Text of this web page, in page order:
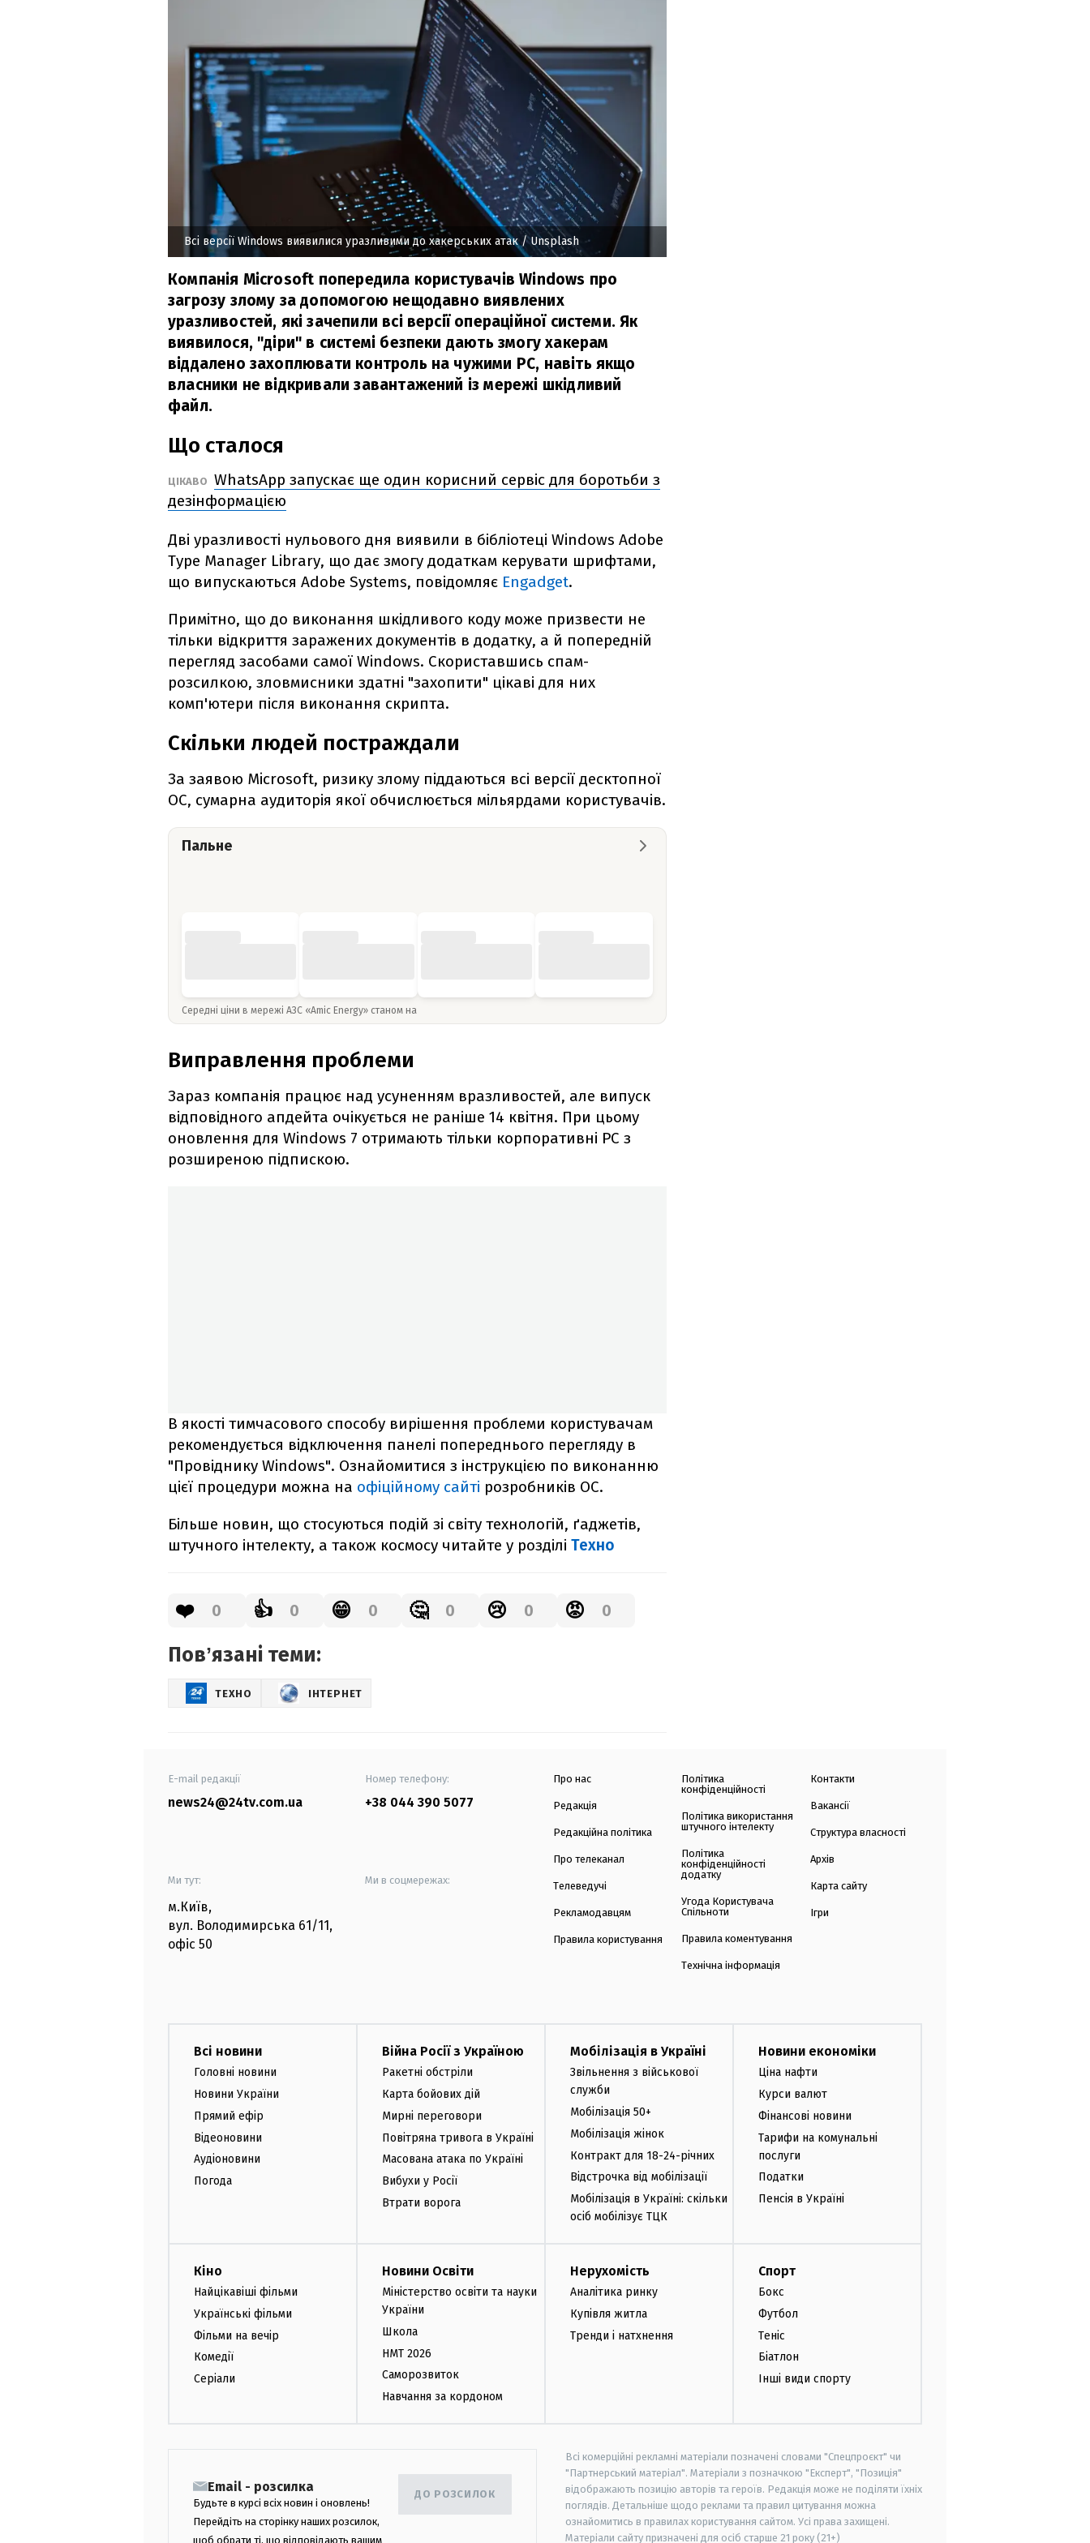
Всі версії Windows виявилися уразливими до хакерських атак/ Unsplash
Компанія Microsoft попередила користувачів Windows про
загрозу злому за допомогою нещодавно виявлених
уразливостей, які зачепили всі версії операційної системи. Як
виявилося, "діри" в системі безпеки дають змогу хакерам
віддалено захоплювати контроль на чужими PC, навіть якщо
власники не відкривали завантажений із мережі шкідливий
файл.
Що сталося
ЦІКАВО WhatsApp запускає ще один корисний сервіс для боротьби з
дезінформацією
Дві уразливості нульового дня виявили в бібліотеці Windows Adobe
Type Manager Library, що дає змогу додаткам керувати шрифтами,
що випускаються Adobe Systems, повідомляє Engadget.
Примітно, що до виконання шкідливого коду може призвести не
тільки відкриття заражених документів в додатку, а й попередній
перегляд засобами самої Windows. Скориставшись спам-
розсилкою, зловмисники здатні "захопити" цікаві для них
комп'ютери після виконання скрипта.
Скільки людей постраждали
За заявою Microsoft, ризику злому піддаються всі версії десктопної
ОС, сумарна аудиторія якої обчислюється мільярдами користувачів.
Пальне
Середні ціни в мережі АЗС «Amic Energy» станом на
Виправлення проблеми
Зараз компанія працює над усуненням вразливостей, але випуск
відповідного апдейта очікується не раніше 14 квітня. При цьому
оновлення для Windows 7 отримають тільки корпоративні PC з
розширеною підпискою.
В якості тимчасового способу вирішення проблеми користувачам
рекомендується відключення панелі попереднього перегляду в
"Провіднику Windows". Ознайомитися з інструкцією по виконанню
цієї процедури можна на офіційному сайті розробників ОС.
Більше новин, що стосуються подій зі світу технологій, ґаджетів,
штучного інтелекту, а також космосу читайте у розділі Техно
❤️ 0 👍 0 😁 0 🤔 0 😢 0 😡 0
Повʼязані теми:
ТЕХНО ІНТЕРНЕТ
E-mail редакції
news24@24tv.com.ua
Номер телефону:
+38 044 390 5077
Ми тут:
м.Київ,
вул. Володимирська 61/11,
офіс 50
Ми в соцмережах:
Про нас
Редакція
Редакційна політика
Про телеканал
Телеведучі
Рекламодавцям
Правила користування
Політика
конфіденційності
Політика використання
штучного інтелекту
Політика
конфіденційності
додатку
Угода Користувача
Спільноти
Правила коментування
Технічна інформація
Контакти
Вакансії
Структура власності
Архів
Карта сайту
Ігри
Всі новини
Головні новини
Новини України
Прямий ефір
Відеоновини
Аудіоновини
Погода
Війна Росії з Україною
Ракетні обстріли
Карта бойових дій
Мирні переговори
Повітряна тривога в Україні
Масована атака по Україні
Вибухи у Росії
Втрати ворога
Мобілізація в Україні
Звільнення з військової
служби
Мобілізація 50+
Мобілізація жінок
Контракт для 18-24-річних
Відстрочка від мобілізації
Мобілізація в Україні: скільки
осіб мобілізує ТЦК
Новини економіки
Ціна нафти
Курси валют
Фінансові новини
Тарифи на комунальні
послуги
Податки
Пенсія в Україні
Кіно
Найцікавіші фільми
Українські фільми
Фільми на вечір
Комедії
Серіали
Новини Освіти
Міністерство освіти та науки
України
Школа
НМТ 2026
Саморозвиток
Навчання за кордоном
Нерухомість
Аналітика ринку
Купівля житла
Тренди і натхнення
Спорт
Бокс
Футбол
Теніс
Біатлон
Інші види спорту
Email - розсилка
Будьте в курсі всіх новин і оновлень!
Перейдіть на сторінку наших розсилок,
щоб обрати ті, що відповідають вашим
ДО РОЗСИЛОК
Всі комерційні рекламні матеріали позначені словами "Спецпроєкт" чи
"Партнерський матеріал". Матеріали з позначкою "Експерт", "Позиція"
відображають позицію авторів та героїв. Редакція може не поділяти їхніх
поглядів. Детальніше щодо реклами та правил цитування можна
ознайомитись в правилах користування сайтом. Усі права захищені.
Матеріали сайту призначені для осіб старше 21 року (21+)